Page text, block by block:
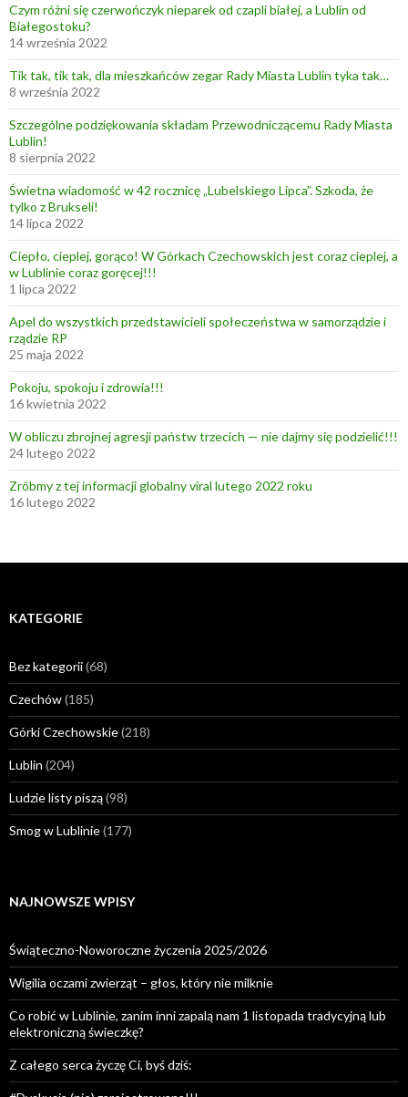
Czym różni się czerwończyk nieparek od czapli białej, a Lublin od
Białegostoku?
14 września 2022
Tik tak, tik tak, dla mieszkańców zegar Rady Miasta Lublin tyka tak…
8 września 2022
Szczególne podziękowania składam Przewodniczącemu Rady Miasta
Lublin!
8 sierpnia 2022
Świetna wiadomość w 42 rocznicę „Lubelskiego Lipca”. Szkoda, że
tylko z Brukseli!
14 lipca 2022
Ciepło, cieplej, gorąco! W Górkach Czechowskich jest coraz cieplej, a
w Lublinie coraz goręcej!!!
1 lipca 2022
Apel do wszystkich przedstawicieli społeczeństwa w samorządzie i
rządzie RP
25 maja 2022
Pokoju, spokoju i zdrowia!!!
16 kwietnia 2022
W obliczu zbrojnej agresji państw trzecich — nie dajmy się podzielić!!!
24 lutego 2022
Zróbmy z tej informacji globalny viral lutego 2022 roku
16 lutego 2022
KATEGORIE
Bez kategorii(68)
Czechów(185)
Górki Czechowskie(218)
Lublin (204)
Ludzie listy piszą(98)
Smog w Lublinie(177)
NAJNOWSZE WPISY
Świąteczno-Noworoczne życzenia 2025/2026
Wigilia oczami zwierząt – głos, który nie milknie
Co robić w Lublinie, zanim inni zapalą nam 1 listopada tradycyjną lub
elektroniczną świeczkę?
Z całego serca życzę Ci, byś dziś: